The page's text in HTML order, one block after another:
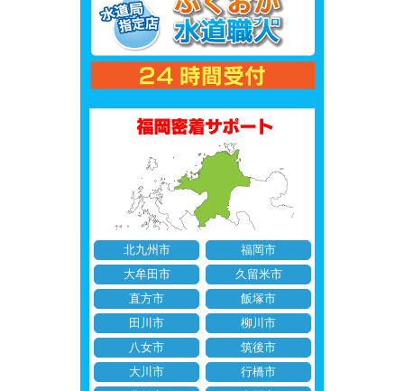
北九州市
福岡市
大牟田市
久留米市
直方市
飯塚市
田川市
柳川市
八女市
筑後市
大川市
行橋市